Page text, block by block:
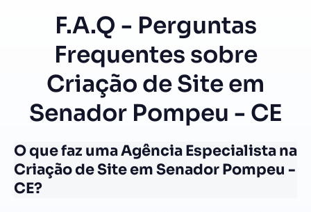
F.A.Q - Perguntas
Frequentes sobre
Criação de Site em
Senador Pompeu - CE
O que faz uma Agência Especialista na
Criação de Site em Senador Pompeu -
CE?